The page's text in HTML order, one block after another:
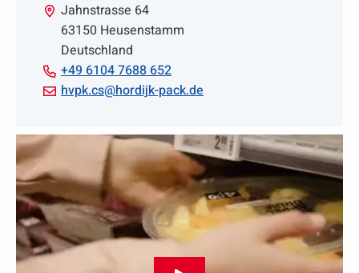
Jahnstrasse 64
63150 Heusenstamm
Deutschland
+49 6104 7688 652
Bell
+49
7688
hvpk.cs@hordijk-pack.de
Email
pack.de